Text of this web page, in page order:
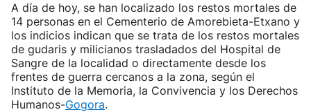
A día de hoy, se han localizado los restos mortales de
14 personas en el Cementerio de Amorebieta-Etxano y
los indicios indican que se trata de los restos mortales
de gudaris y milicianos trasladados del Hospital de
Sangre de la localidad o directamente desde los
frentes de guerra cercanos a la zona, según el
Instituto de la Memoria, la Convivencia y los Derechos
Humanos-Gogora.